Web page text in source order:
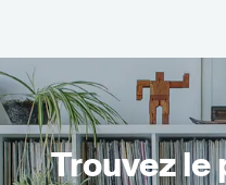
Trouvez